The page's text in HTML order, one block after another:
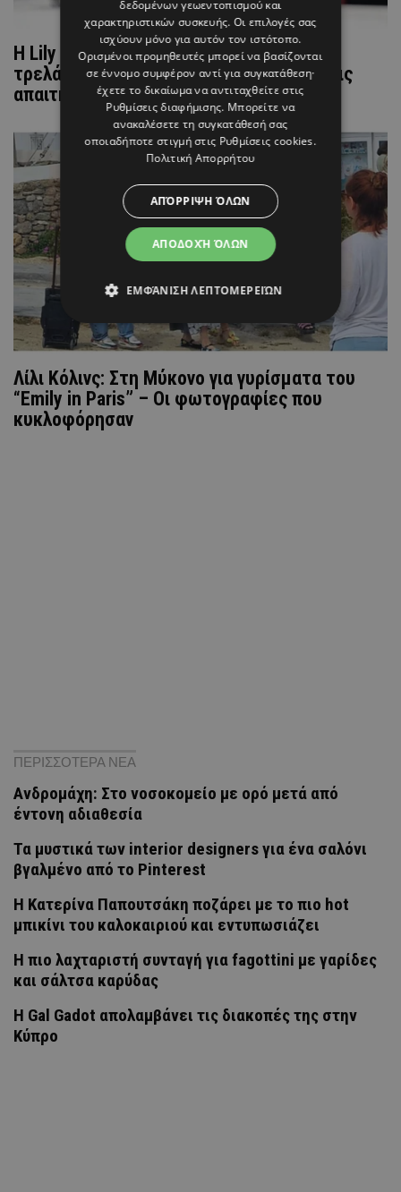
Η Lily Collins από το “Emily in Paris” έχει
τρελάνει τους πάντες στην Μύκονο με τις
απαιτήσεις της – Τι ζητάει;
Λίλι Κόλινς: Στη Μύκονο για γυρίσματα του
“Emily in Paris” – Οι φωτογραφίες που
κυκλοφόρησαν
ΠΕΡΙΣΣΟΤΕΡΑ ΝΕΑ
Ανδρομάχη: Στο νοσοκομείο με ορό μετά από
έντονη αδιαθεσία
Τα μυστικά των interior designers για ένα σαλόνι
βγαλμένο από το Pinterest
Η Κατερίνα Παπουτσάκη ποζάρει με το πιο hot
μπικίνι του καλοκαιριού και εντυπωσιάζει
H πιο λαχταριστή συνταγή για fagottini με γαρίδες
και σάλτσα καρύδας
Η Gal Gadot απολαμβάνει τις διακοπές της στην
Κύπρο
δεδομένων γεωεντοπισμού και
χαρακτηριστικών συσκευής. Οι επιλογές σας
ισχύουν μόνο για αυτόν τον ιστότοπο.
Ορισμένοι προμηθευτές μπορεί να βασίζονται
σε έννομο συμφέρον αντί για συγκατάθεση·
έχετε το δικαίωμα να αντιταχθείτε στις
Ρυθμίσεις διαφήμισης. Μπορείτε να
ανακαλέσετε τη συγκατάθεσή σας
οποιαδήποτε στιγμή στις Ρυθμίσεις cookies.
Πολιτική Απορρήτου
ΑΠΟΔΟΧΉ ΌΛΩΝ
ΑΠΌΡΡΙΨΗ ΌΛΩΝ
ΕΜΦΆΝΙΣΗ ΛΕΠΤΟΜΕΡΕΙΏΝ